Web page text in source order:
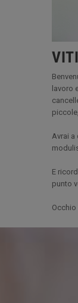
lavoro
Avrai a
E
punto